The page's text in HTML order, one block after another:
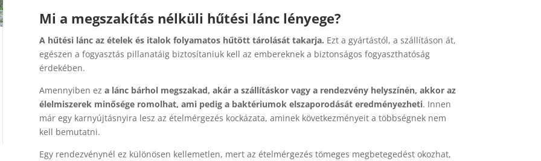
Mi a megszakítás nélküli hűtési lánc lényege?
A hűtési lánc az ételek és italok folyamatos hűtött tárolását takarja. Ezt a gyártástól, a szállításon át,
egészen a fogyasztás pillanatáig biztosítaniuk kell az embereknek a biztonságos fogyaszthatóság
érdekében.
Amennyiben ez a lánc bárhol megszakad, akár a szállításkor vagy a rendezvény helyszínén, akkor az
élelmiszerek minősége romolhat, ami pedig a baktériumok elszaporodását eredményezheti. Innen
már egy karnyújtásnyira lesz az ételmérgezés kockázata, aminek következményeit a többségnek nem
kell bemutatni.
Egy rendezvénynél ez különösen kellemetlen, mert az ételmérgezés tömeges megbetegedést okozhat,